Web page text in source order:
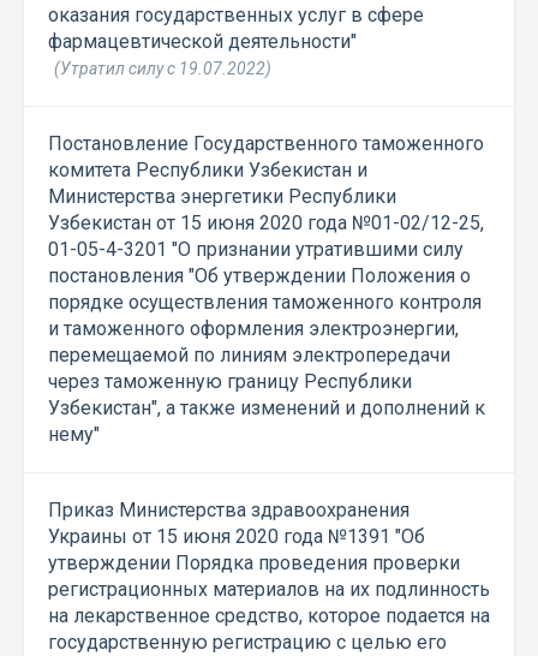
оказания государственных услуг в сфере
фармацевтической деятельности"
(Утратил силу с 19.07.2022)
Постановление Государственного таможенного
комитета Республики Узбекистан и
Министерства энергетики Республики
Узбекистан от 15 июня 2020 года №01-02/12-25,
01-05-4-3201 "О признании утратившими силу
постановления "Об утверждении Положения о
порядке осуществления таможенного контроля
и таможенного оформления электроэнергии,
перемещаемой по линиям электропередачи
через таможенную границу Республики
Узбекистан", а также изменений и дополнений к
нему"
Приказ Министерства здравоохранения
Украины от 15 июня 2020 года №1391 "Об
утверждении Порядка проведения проверки
регистрационных материалов на их подлинность
на лекарственное средство, которое подается на
государственную регистрацию с целью его